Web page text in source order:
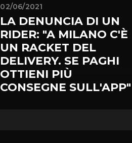
02/06/2021
LA DENUNCIA DI UN
RIDER: "A MILANO C'È
UN RACKET DEL
DELIVERY. SE PAGHI
OTTIENI PIÙ
CONSEGNE SULL'APP"